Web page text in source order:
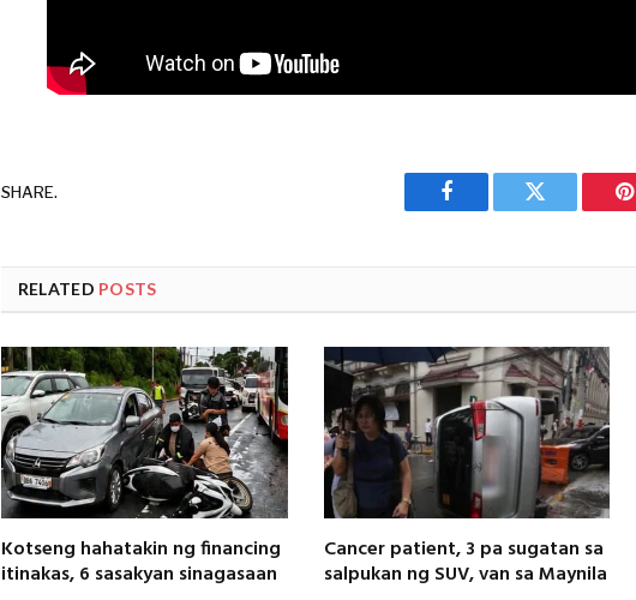
SHARE.
Facebook Twitter
RELATED POSTS
Kotseng hahatakin ng financing
itinakas, 6 sasakyan sinagasaan
Cancer patient, 3 pa sugatan sa
salpukan ng SUV, van sa Maynila